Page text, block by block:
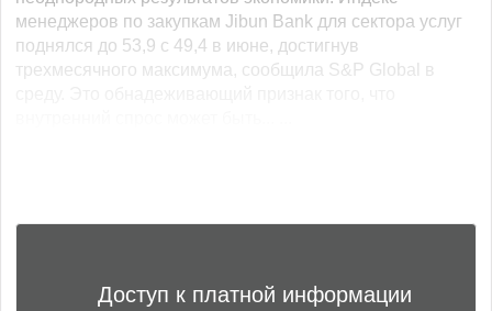
менеджеров по закупкам Jibun Bank для сектора услуг
поднялся до 53,9 с 49,4 в июне, достигнув
трехмесячного максимума, сообщила S&P Global в
Доступ к платной информации